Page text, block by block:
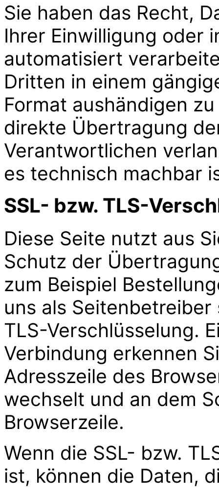
Sie haben das Recht,
Ihrer Einwilligung oder
automatisiert
Dritten in einem
Format aushändigen
direkte Übertragung
Verantwortlichen
es technisch machbar
SSL- bzw. TLS-
Diese Seite nutzt aus
Schutz der
zum Beispiel
uns als
TLS-Verschlüsselung.
Verbindung erkennen
Adresszeile des
wechselt und an dem
Browserzeile.
Wenn die SSL- bzw.
ist, können die Daten,